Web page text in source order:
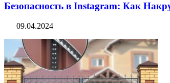
Безопасность в Instagram: Как
09.04.2024